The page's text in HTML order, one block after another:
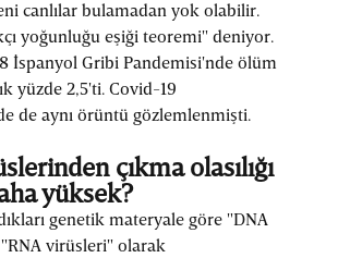
canlılar bulamadan yok olabilir.
yoğunluğu eşiği teoremi" deniyor.
İspanyol Gribi Pandemisi'nde ölüm
yüzde 2,5'ti. Covid-19
de aynı örüntü gözlemlenmişti.
çıkma olasılığı
yüksek?
genetik materyale göre "DNA
virüsleri" olarak